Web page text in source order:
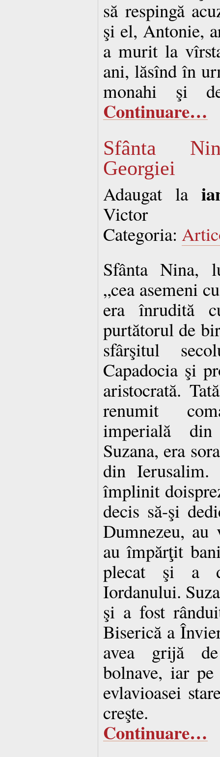
să respingă
şi el, Antonie,
a murit la
ani, lăsînd în
monahi şi
Continuare…
Sfânta
Georgiei
Adaugat la
Victor
Categoria:
Sfânta Nina,
„cea asemeni
era înrudită
purtătorul de
sfârşitul
Capadocia şi
aristocrată.
renumit
imperială
Suzana, era
din
împlinit
decis să-şi
Dumnezeu, au
au împărţit
plecat şi a
Iordanului.
şi a fost
Biserică a
avea grijă
bolnave, iar
evlavioasei
creşte.
Continuare…